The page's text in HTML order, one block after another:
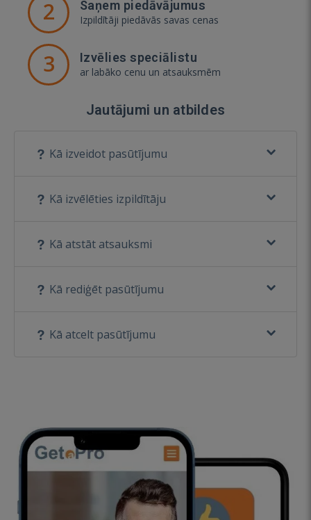
2 Saņem piedāvājumus
Izpildītāji piedāvās savas cenas
3 Izvēlies speciālistu
ar labāko cenu un atsauksmēm
Jautājumi un atbildes
Kā izveidot pasūtījumu
Kā izvēlēties izpildītāju
Kā atstāt atsauksmi
Kā rediģēt pasūtījumu
Kā atcelt pasūtījumu